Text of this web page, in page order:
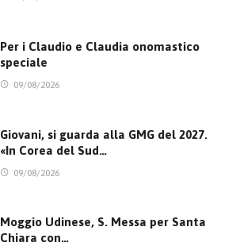
Per i Claudio e Claudia onomastico
speciale
09/08/2026
Giovani, si guarda alla GMG del 2027.
«In Corea del Sud…
09/08/2026
Moggio Udinese, S. Messa per Santa
Chiara con…